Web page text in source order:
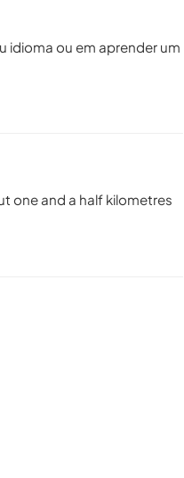
idioma ou em aprender um
one and a half kilometres